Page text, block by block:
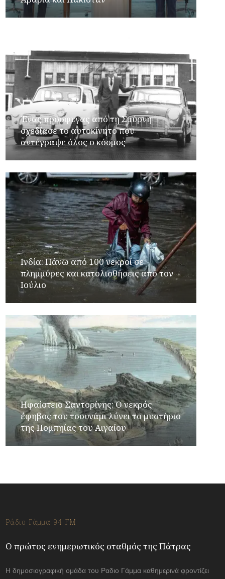
Ένας πρόσφυγας από τη Σμύρνη
σχεδίασε το αυτοκίνητο που
αντέγραψε όλος ο κόσμος
Ινδία: Πάνω από 100 νεκροί σε
πλημμύρες και κατολισθήσεις από τον
Ιούλιο
Ηφαίστειο Σαντορίνης: Ο νεκρός
έφηβος του τσουνάμι λύνει το μυστήριο
της Πομπηίας του Αιγαίου
Ράδιο Γάμμα 94 FM
Ο πρώτος ενημερωτικός σταθμός της Πάτρας
Η δημοσιογραφική ομάδα του Ραδιο Γάμμα καθημερινά φροντίζει